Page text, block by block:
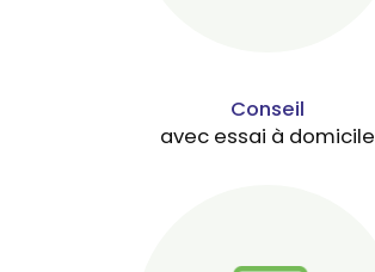
Conseil
avec essai à domicile